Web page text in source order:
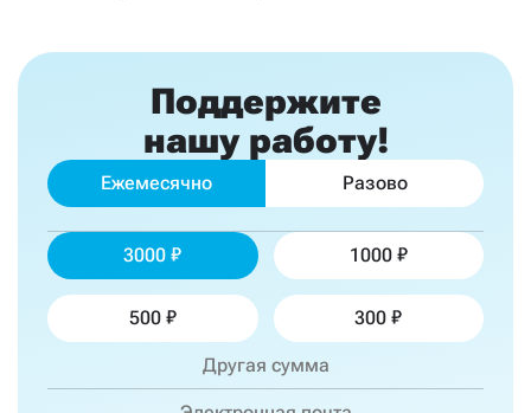
Поддержите
нашу работу!
Ежемесячно Разово
3000 1000
500 300